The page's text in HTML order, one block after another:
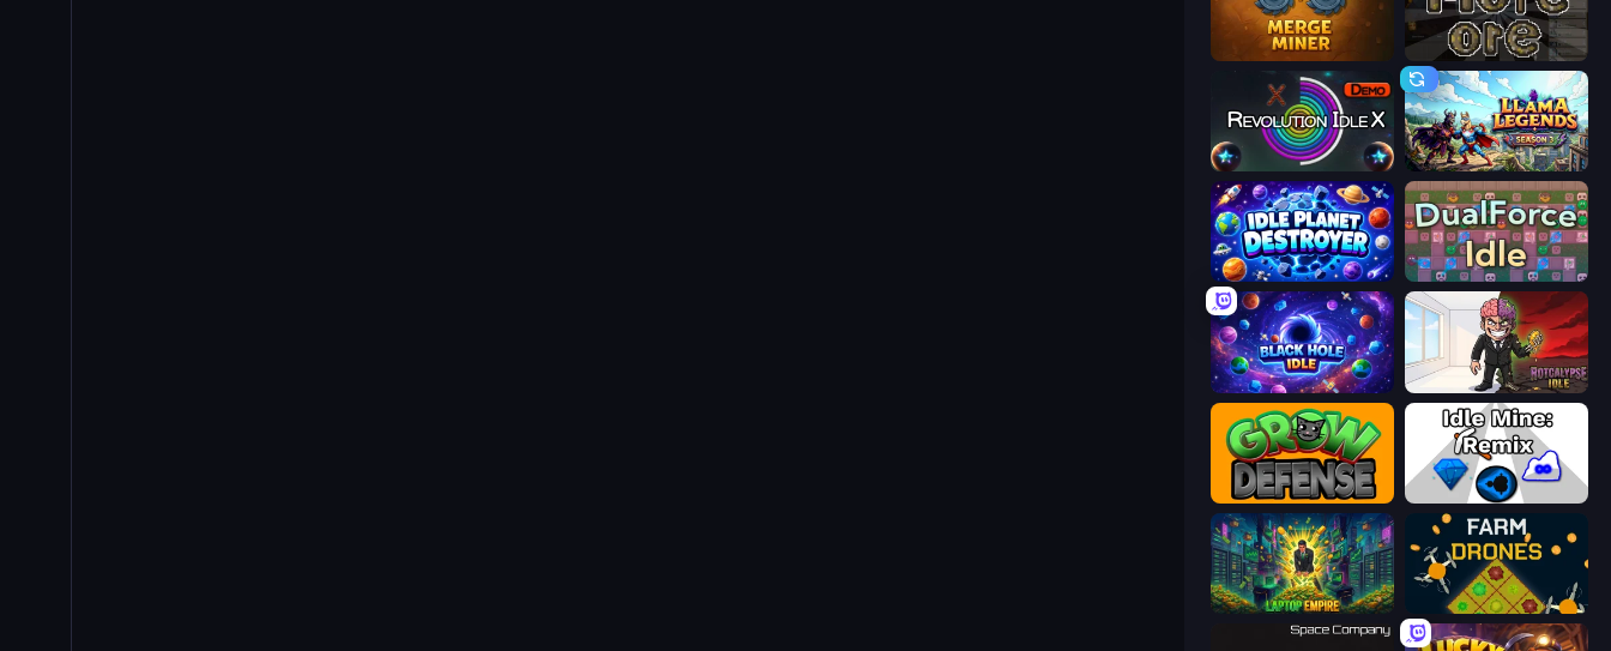
Merge Miner More Ore
Revolution Idle X Llama Legends
Idle Planet Destroyer DualForce Idle
Black Hole Idle Rotcalypse: Idle Incremental
Grow Defense Idle Mine: Remix
Laptop Empire Farm Drones